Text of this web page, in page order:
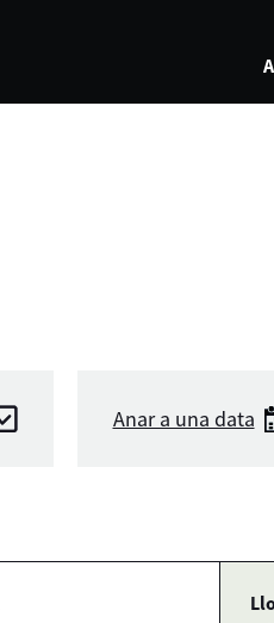
Anar a una data